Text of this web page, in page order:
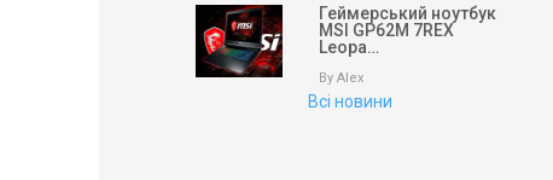
Геймерський ноутбук
MSI GP62M 7REX
Leopa…
By Alex
Всі новини